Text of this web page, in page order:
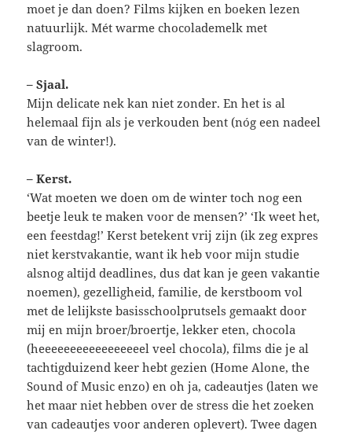
moet je dan doen? Films kijken en boeken lezen
natuurlijk. Mét warme chocolademelk met
slagroom.
– Sjaal.
Mijn delicate nek kan niet zonder. En het is al
helemaal fijn als je verkouden bent (nóg een nadeel
van de winter!).
– Kerst.
‘Wat moeten we doen om de winter toch nog een
beetje leuk te maken voor de mensen?’ ‘Ik weet het,
een feestdag!’ Kerst betekent vrij zijn (ik zeg expres
niet kerstvakantie, want ik heb voor mijn studie
alsnog altijd deadlines, dus dat kan je geen vakantie
noemen), gezelligheid, familie, de kerstboom vol
met de lelijkste basisschoolprutsels gemaakt door
mij en mijn broer/broertje, lekker eten, chocola
(heeeeeeeeeeeeeeeeel veel chocola), films die je al
tachtigduizend keer hebt gezien (Home Alone, the
Sound of Music enzo) en oh ja, cadeautjes (laten we
het maar niet hebben over de stress die het zoeken
van cadeautjes voor anderen oplevert). Twee dagen